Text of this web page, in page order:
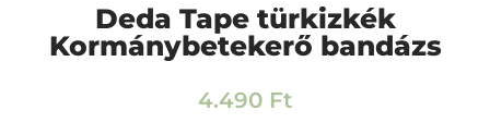
Deda Tape türkizkék
Kormánybetekerő bandázs
4.490 Ft